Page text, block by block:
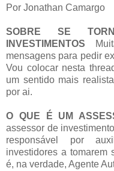
Por Jonathan Camargo
SOBRE SE
INVESTIMENTOS
mensagens para pedir
Vou colocar nesta
um sentido mais
por ai.
O QUE É UM
assessor de
responsável por
investidores a tomarem
é, na verdade, Agente